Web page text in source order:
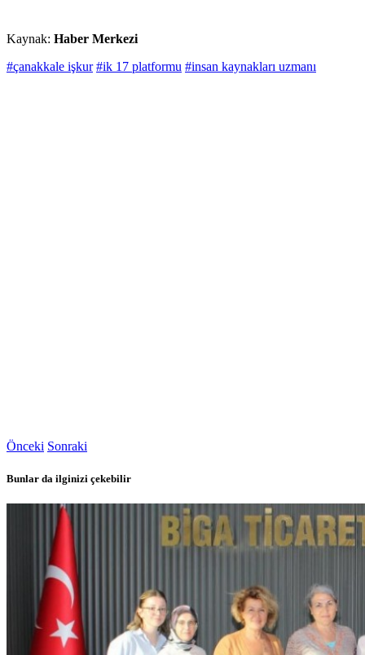
Kaynak: Haber Merkezi
#çanakkale işkur #ik 17 platformu #insan kaynakları uzmanı
Önceki Sonraki
Bunlar da ilginizi çekebilir